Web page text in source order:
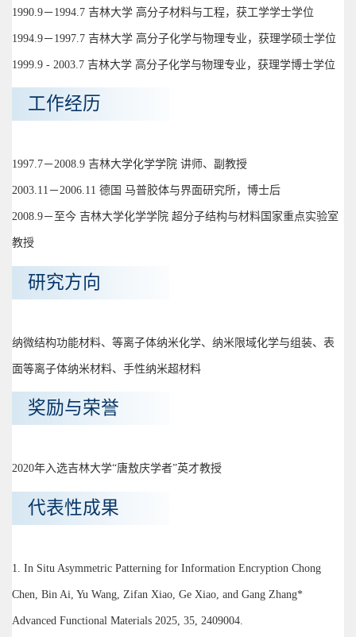
1990.9－1994.7 吉林大学 高分子材料与工程，获工学学士学位
1994.9－1997.7 吉林大学 高分子化学与物理专业，获理学硕士学位
1999.9 - 2003.7 吉林大学 高分子化学与物理专业，获理学博士学位
工作经历
1997.7－2008.9 吉林大学化学学院 讲师、副教授
2003.11－2006.11 德国 马普胶体与界面研究所，博士后
2008.9－至今 吉林大学化学学院 超分子结构与材料国家重点实验室
教授
研究方向
纳微结构功能材料、等离子体纳米化学、纳米限域化学与组装、表
面等离子体纳米材料、手性纳米超材料
奖励与荣誉
2020年入选吉林大学“唐敖庆学者”英才教授
代表性成果
1. In Situ Asymmetric Patterning for Information Encryption Chong
Chen, Bin Ai, Yu Wang, Zifan Xiao, Ge Xiao, and Gang Zhang*
Advanced Functional Materials 2025, 35, 2409004.